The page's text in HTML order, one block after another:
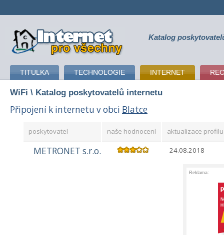
připojení k internetu Katalog
TITULKA TECHNOLOGIE INTERNET
WiFi \ Katalog poskytovatelů internetu
Připojení k internetu v obci Blatce
poskytovatel naše hodnocení aktualizace profilu
METRONET s.r.o. 24.08.2018
Reklama: